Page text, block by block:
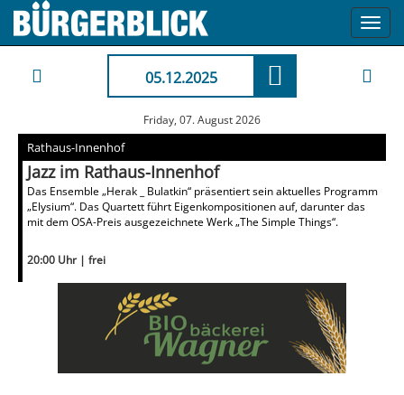
05.12.2025
Friday, 07. August 2026
Rathaus-Innenhof
Jazz im Rathaus-Innenhof
Das Ensemble „Herak _ Bulatkin“ präsentiert sein aktuelles Programm
„Elysium“. Das Quartett führt Eigenkompositionen auf, darunter das
mit dem OSA-Preis ausgezeichnete Werk „The Simple Things“.
20:00 Uhr | frei